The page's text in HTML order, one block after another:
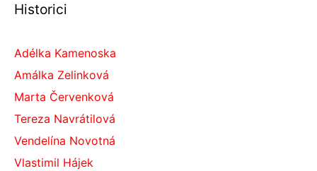
Historici
Adélka Kamenoska
Amálka Zelinková
Marta Červenková
Tereza Navrátilová
Vendelína Novotná
Vlastimil Hájek